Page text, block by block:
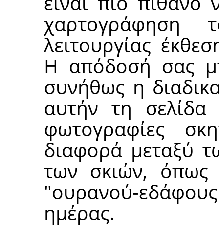
λειτουργίας
Η απόδοσή σας
συνήθως η
αυτήν τη σελίδα
φωτογραφίες
διαφορά μεταξύ
των σκιών, όπως
"ουρανού-
ημέρας.